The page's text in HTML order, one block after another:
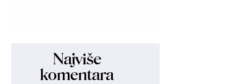
Najviše
komentara